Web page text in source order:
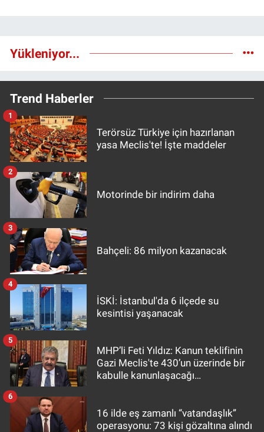
Yükleniyor...
Trend Haberler
Terörsüz Türkiye için hazırlanan
yasa Meclis'te! İşte maddeler
1
Motorinde bir indirim daha
2
Bahçeli: 86 milyon kazanacak
3
İSKİ: İstanbul'da 6 ilçede su
kesintisi yaşanacak
4
MHP’li Feti Yıldız: Kanun teklifinin
Gazi Meclis'te 430’un üzerinde bir
kabulle kanunlaşacağı
5
16 ilde eş zamanlı “vatandaşlık”
operasyonu: 73 kişi gözaltına alındı
6